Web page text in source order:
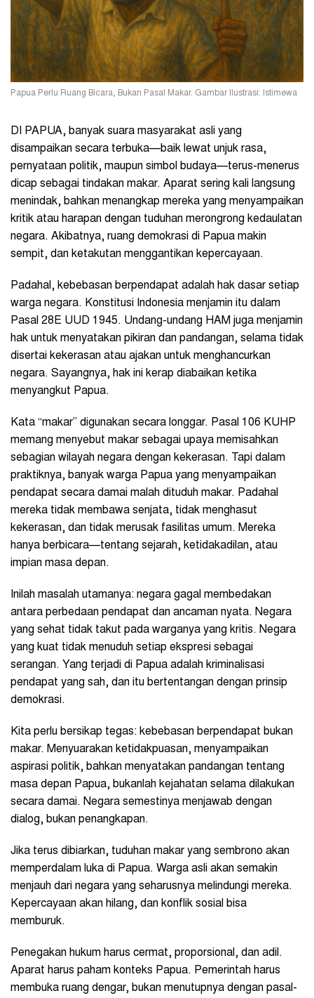
Papua Perlu Ruang Bicara, Bukan Pasal Makar. Gambar Ilustrasi: Istimewa
DI PAPUA, banyak suara masyarakat asli yang
disampaikan secara terbuka—baik lewat unjuk rasa,
pernyataan politik, maupun simbol budaya—terus-menerus
dicap sebagai tindakan makar. Aparat sering kali langsung
menindak, bahkan menangkap mereka yang menyampaikan
kritik atau harapan dengan tuduhan merongrong kedaulatan
negara. Akibatnya, ruang demokrasi di Papua makin
sempit, dan ketakutan menggantikan kepercayaan.
Padahal, kebebasan berpendapat adalah hak dasar setiap
warga negara. Konstitusi Indonesia menjamin itu dalam
Pasal 28E UUD 1945. Undang-undang HAM juga menjamin
hak untuk menyatakan pikiran dan pandangan, selama tidak
disertai kekerasan atau ajakan untuk menghancurkan
negara. Sayangnya, hak ini kerap diabaikan ketika
menyangkut Papua.
Kata “makar” digunakan secara longgar. Pasal 106 KUHP
memang menyebut makar sebagai upaya memisahkan
sebagian wilayah negara dengan kekerasan. Tapi dalam
praktiknya, banyak warga Papua yang menyampaikan
pendapat secara damai malah dituduh makar. Padahal
mereka tidak membawa senjata, tidak menghasut
kekerasan, dan tidak merusak fasilitas umum. Mereka
hanya berbicara—tentang sejarah, ketidakadilan, atau
impian masa depan.
Inilah masalah utamanya: negara gagal membedakan
antara perbedaan pendapat dan ancaman nyata. Negara
yang sehat tidak takut pada warganya yang kritis. Negara
yang kuat tidak menuduh setiap ekspresi sebagai
serangan. Yang terjadi di Papua adalah kriminalisasi
pendapat yang sah, dan itu bertentangan dengan prinsip
demokrasi.
Kita perlu bersikap tegas: kebebasan berpendapat bukan
makar. Menyuarakan ketidakpuasan, menyampaikan
aspirasi politik, bahkan menyatakan pandangan tentang
masa depan Papua, bukanlah kejahatan selama dilakukan
secara damai. Negara semestinya menjawab dengan
dialog, bukan penangkapan.
Jika terus dibiarkan, tuduhan makar yang sembrono akan
memperdalam luka di Papua. Warga asli akan semakin
menjauh dari negara yang seharusnya melindungi mereka.
Kepercayaan akan hilang, dan konflik sosial bisa
memburuk.
Penegakan hukum harus cermat, proporsional, dan adil.
Aparat harus paham konteks Papua. Pemerintah harus
membuka ruang dengar, bukan menutupnya dengan pasal-